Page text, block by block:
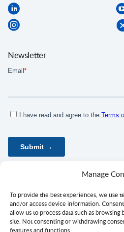
Manage
To provide the best experiences, we use
and/or access device information.
allow us to process data such as browsing
site. Not consenting or withdrawing
features and functions.
Newsletter